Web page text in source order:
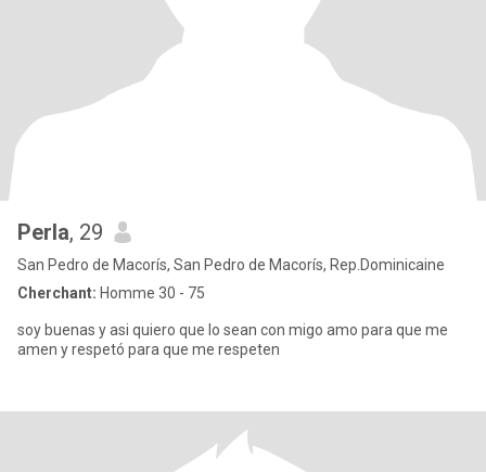
Perla, 29
San Pedro de Macorís, San Pedro de Macorís, Rep.Dominicaine
Cherchant: Homme 30 - 75
soy buenas y asi quiero que lo sean con migo amo para que me
amen y respetó para que me respeten